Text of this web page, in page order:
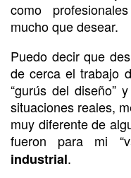
como
mucho que desear.
Puedo decir que
de cerca el trabajo
“gurús del diseño”
situaciones reales,
muy diferente de
fueron para mi
industrial.